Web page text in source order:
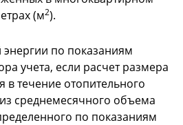
(м2).
по показаниям
учета, если расчет размера
в течение отопительного
среднемесячного объема
по показаниям